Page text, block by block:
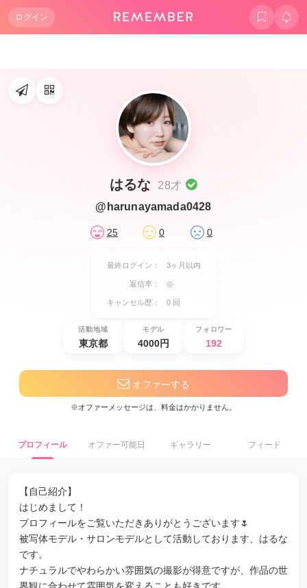
ログイン
はるな
28才
@harunayamada0428
25 0 0
最終ログイン： 3ヶ月以内
返信率： ◎
キャンセル歴： 0 回
活動地域
東京都
モデル
4000円
フォロワー
192
オファーする
※オファーメッセージは、料金はかかりません。
プロフィール オファー可能日 ギャラリー フィード
【自己紹介】
はじめまして！
プロフィールをご覧いただきありがとうございます🌷
被写体モデル・サロンモデルとして活動しております、はるな
です。
ナチュラルでやわらかい雰囲気の撮影が得意ですが、作品の世